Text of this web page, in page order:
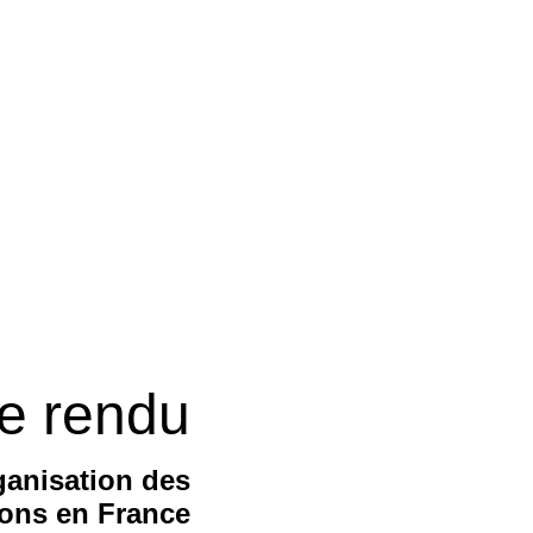
rendu
des
en France